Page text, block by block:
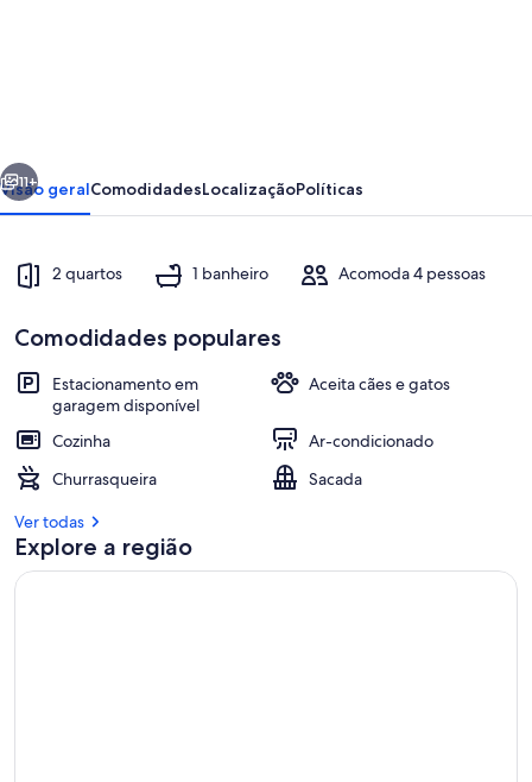
cantar
dos
pássaros.
Opções para refeição ao ar livre
Próximo
11+
Visão geralComodidadesLocalizaçãoPolíticas
2 quartos 1 banheiro Acomoda 4 pessoas
Comodidades populares
Estacionamento em
garagem disponível
Aceita cães e gatos
Cozinha
Ar-condicionado
Churrasqueira
Sacada
Ver todas
Explore a região